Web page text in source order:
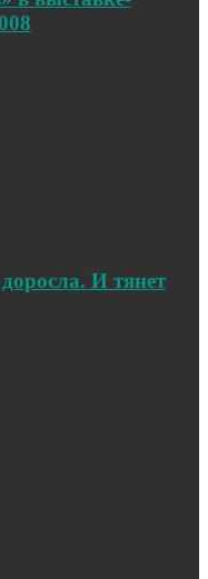
И тянет